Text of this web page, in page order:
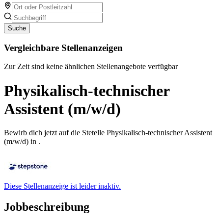
Suche
Vergleichbare Stellenanzeigen
Zur Zeit sind keine ähnlichen Stellenangebote verfügbar
Physikalisch-technischer
Assistent (m/w/d)
Bewirb dich jetzt auf die Stetelle Physikalisch-technischer Assistent
(m/w/d) in .
Diese Stellenanzeige ist leider inaktiv.
Jobbeschreibung